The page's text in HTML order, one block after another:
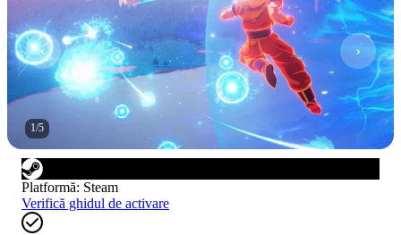
1/5
Platformă: Steam
Verifică ghidul de activare